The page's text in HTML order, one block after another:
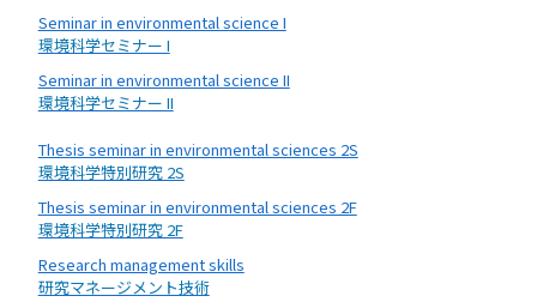
Seminar in environmental science I
環境科学セミナー I
Seminar in environmental science II
環境科学セミナー II
Thesis seminar in environmental sciences 2S
環境科学特別研究 2S
Thesis seminar in environmental sciences 2F
環境科学特別研究 2F
Research management skills
研究マネージメント技術